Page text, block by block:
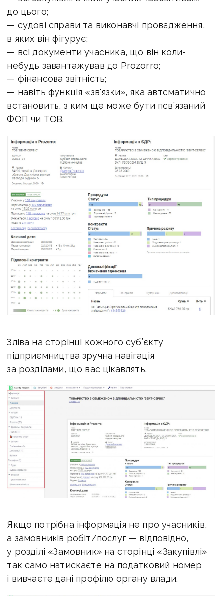
до цього;
— судові справи та виконавчі провадження,
в яких він фігурує;
— всі документи учасника, що він коли-
небудь завантажував до Prozorro;
— фінансова звітність;
— навіть функція «зв'язки», яка автоматично
встановить, з ким ще може бути пов’язаний
ФОП чи ТОВ.
Зліва на сторінці кожного суб’єкту
підприємництва зручна навігація
за розділами, що вас цікавлять.
Якщо потрібна інформація не про учасників,
а замовників робіт/послуг — відповідно,
у розділі «Замовник» на сторінці «Закупівлі»
так само натискаєте на податковий номер
і вивчаєте дані профілю органу влади.